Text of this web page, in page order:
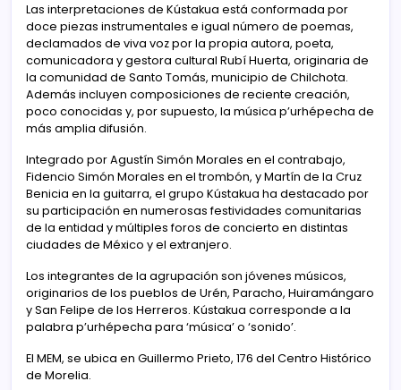
Las interpretaciones de Kústakua está conformada por
doce piezas instrumentales e igual número de poemas,
declamados de viva voz por la propia autora, poeta,
comunicadora y gestora cultural Rubí Huerta, originaria de
la comunidad de Santo Tomás, municipio de Chilchota.
Además incluyen composiciones de reciente creación,
poco conocidas y, por supuesto, la música p’urhépecha de
más amplia difusión.
Integrado por Agustín Simón Morales en el contrabajo,
Fidencio Simón Morales en el trombón, y Martín de la Cruz
Benicia en la guitarra, el grupo Kústakua ha destacado por
su participación en numerosas festividades comunitarias
de la entidad y múltiples foros de concierto en distintas
ciudades de México y el extranjero.
Los integrantes de la agrupación son jóvenes músicos,
originarios de los pueblos de Urén, Paracho, Huiramángaro
y San Felipe de los Herreros. Kústakua corresponde a la
palabra p’urhépecha para ‘música’ o ‘sonido’.
El MEM, se ubica en Guillermo Prieto, 176 del Centro Histórico
de Morelia.